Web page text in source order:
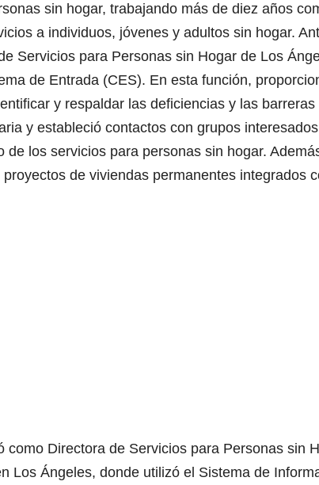
sin hogar, trabajando más de diez años
a individuos, jóvenes y adultos sin hogar.
Servicios para Personas sin Hogar de Los
de Entrada (CES). En esta función,
y respaldar las deficiencias y las barreras
y estableció contactos con grupos interesados
los servicios para personas sin hogar.
de viviendas permanentes integrados
Directora de Servicios para Personas sin
Los Ángeles, donde utilizó el Sistema de